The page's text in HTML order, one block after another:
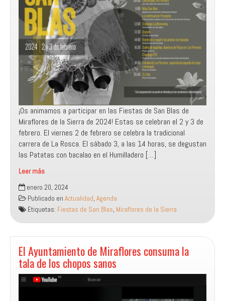
¡Os animamos a participar en las Fiestas de San Blas de
Miraflores de la Sierra de 2024! Estas se celebran el 2 y 3 de
febrero. El viernes 2 de febrero se celebra la tradicional
carrera de La Rosca. El sábado 3, a las 14 horas, se degustan
las Patatas con bacalao en el Humilladero […]
Leer más
Fiestas
de
San
Blas
2024
enero 20, 2024
Publicado en Actualidad, Agenda
Etiquetas: Fiestas de San Blas, Miraflores de la Sierra
El Ayuntamiento de Miraflores consuma la
tala de los chopos sanos